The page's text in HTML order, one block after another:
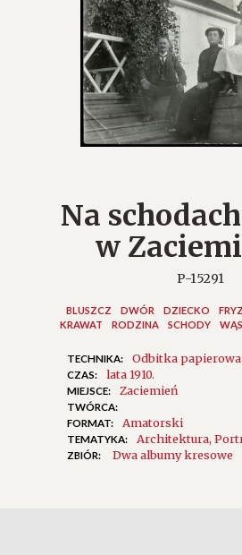
Na
w
P-15291
BLUSZCZ DWÓR DZIECKO
KRAWAT
RODZINA SCHODY
TECHNIKA: Odbitka papierowa
CZAS: lata 1910.
MIEJSCE: Zaciemień
TWÓRCA:
FORMAT:
Amatorski
TEMATYKA: Architektura
ZBIÓR: Dwa albumy kresowe